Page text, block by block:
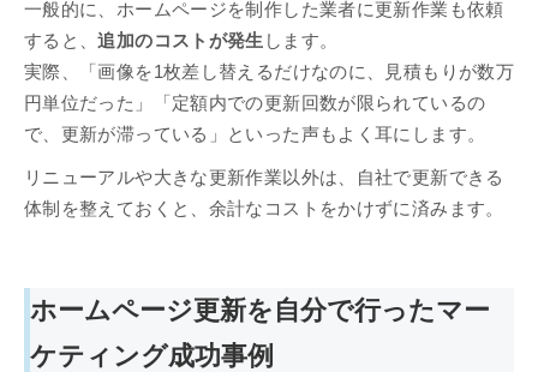
一般的に、ホームページを制作した業者に更新作業も依頼
すると、追加のコストが発生 します。
実際、「画像を1枚差し替えるだけなのに、見積もりが数万
円単位だった」「定額内での更新回数が限られているの
で、更新が滞っている」といった声もよく耳にします。
リニューアルや大きな更新作業以外は、自社で更新できる
体制を整えておくと、余計なコストをかけずに済みます。
ホームページ更新を自分で行ったマー
ケティング成功事例